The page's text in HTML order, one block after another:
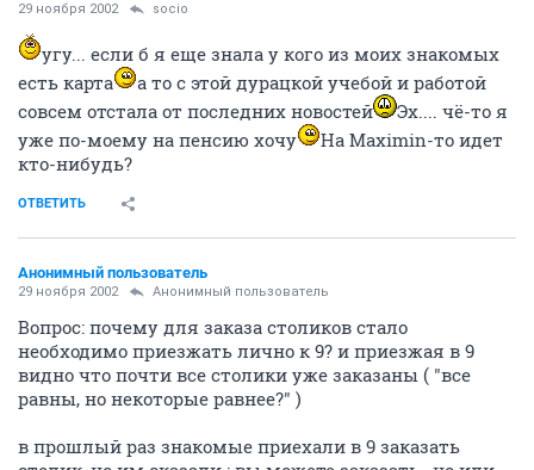
29 ноября 2002 socio
угу... если б я еще знала у кого из моих знакомых
есть карта
а то с этой дурацкой учебой и работой
совсем отстала от последних новостей
Эх.... чё-то я
уже по-моему на пенсию хочу
На Maximin-то идет
кто-нибудь?
ОТВЕТИТЬ
Анонимный пользователь
29 ноября 2002 Анонимный пользователь
Вопрос: почему для заказа столиков стало
необходимо приезжать лично к 9? и приезжая в 9
видно что почти все столики уже заказаны ( "все
равны, но некоторые равнее?" )
в прошлый раз знакомые приехали в 9 заказать